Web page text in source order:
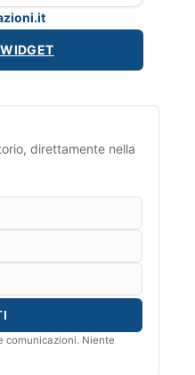
direttamente nella
comunicazioni. Niente